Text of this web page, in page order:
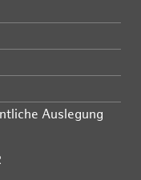
Auslegung